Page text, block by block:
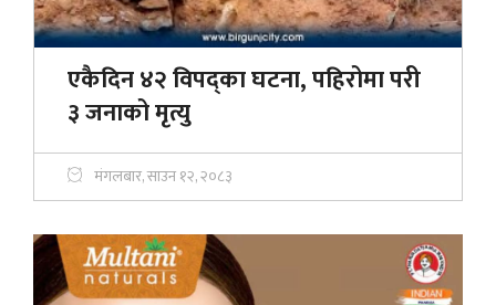
एकैदिन ४२ विपद्का घटना, पहिरोमा परी
३ जनाको मृत्यु
मंगलबार, साउन १२, २०८३